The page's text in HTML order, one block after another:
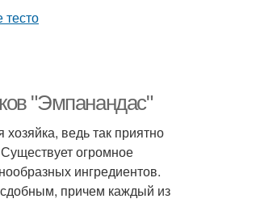
"Эмпанандас"
ведь так приятно
огромное
ингредиентов.
причем каждый из